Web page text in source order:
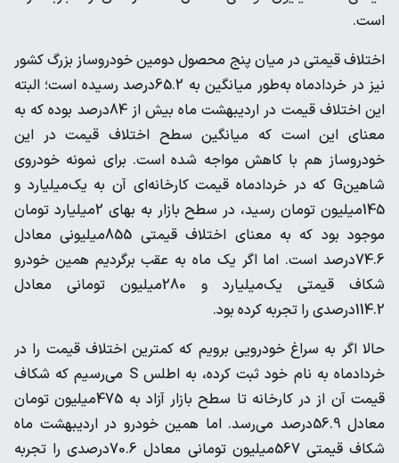
است.
اختلاف قیمتی در میان پنج محصول دومین خودروساز بزرگ کشور
نیز در خردادماه به‌طور میانگین به 65.2درصد رسیده است؛ البته
این اختلاف قیمت در اردیبهشت ماه بیش از 84درصد بوده که به
معنای این است که میانگین سطح اختلاف قیمت در این
خودروساز هم با کاهش مواجه شده است. برای نمونه خودروی
شاهینG که در خردادماه قیمت کارخانه‌ای آن به یک‌میلیارد و
145‌میلیون تومان رسید، در سطح بازار به بهای 2میلیارد تومان
موجود بود که به معنای اختلاف قیمتی 855‌میلیونی معادل
74.6درصد است. اما اگر یک ماه به عقب برگردیم همین خودرو
شکاف قیمتی یک‌میلیارد و 280‌میلیون تومانی معادل
114.2درصدی را تجربه کرده بود.
حالا اگر به سراغ خودرویی برویم که کمترین اختلاف قیمت را در
خردادماه به نام خود ثبت کرده، به اطلس S می‌رسیم که شکاف
قیمت آن از در کارخانه تا سطح بازار آزاد به 475‌میلیون تومان
معادل 56.9درصد می‌رسد. اما همین خودرو در اردیبهشت ماه
شکاف قیمتی 567‌میلیون تومانی معادل 70.6درصدی را تجربه